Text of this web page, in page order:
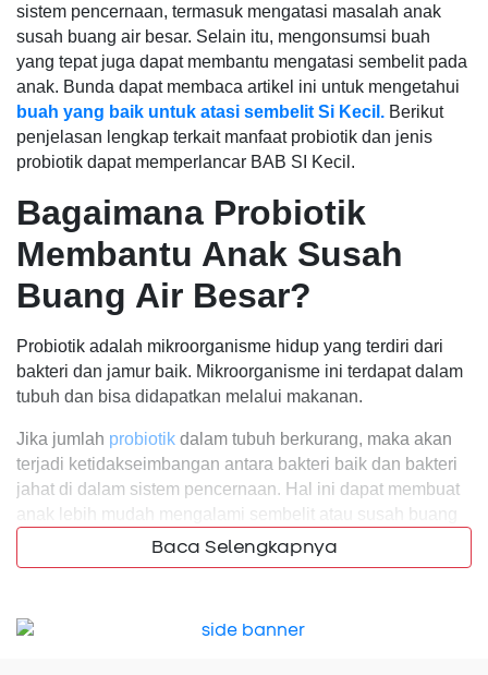
sistem pencernaan, termasuk mengatasi masalah anak
susah buang air besar. Selain itu, mengonsumsi buah
yang tepat juga dapat membantu mengatasi sembelit pada
anak. Bunda dapat membaca artikel ini untuk mengetahui
buah yang baik untuk atasi sembelit Si Kecil. Berikut
penjelasan lengkap terkait manfaat probiotik dan jenis
probiotik dapat memperlancar BAB SI Kecil.
Bagaimana Probiotik
Membantu Anak Susah
Buang Air Besar?
Probiotik adalah mikroorganisme hidup yang terdiri dari
bakteri dan jamur baik. Mikroorganisme ini terdapat dalam
tubuh dan bisa didapatkan melalui makanan.
Jika jumlah probiotik dalam tubuh berkurang, maka akan
terjadi ketidakseimbangan antara bakteri baik dan bakteri
jahat di dalam sistem pencernaan. Hal ini dapat membuat
anak lebih mudah mengalami sembelit atau susah buang
Baca Selengkapnya